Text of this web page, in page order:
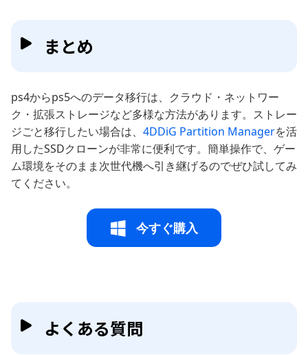
まとめ
ps4からps5へのデータ移行は、クラウド・ネットワー
ク・拡張ストレージなど多様な方法があります。ストレー
ジごと移行したい場合は、 4DDiG Partition Managerを活
用したSSDクローンが非常に便利です。簡単操作で、ゲー
ム環境をそのまま次世代機へ引き継げるのでぜひ試してみ
てください。
今すぐ購入
よくある質問